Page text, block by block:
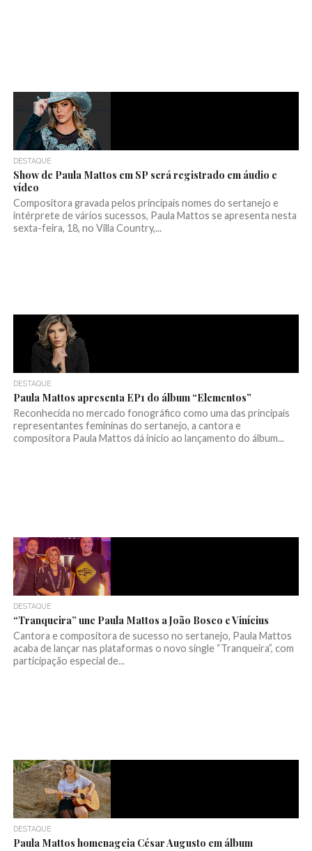
DESTAQUE
Show de Paula Mattos em SP será registrado em áudio e
vídeo
Compositora gravada pelos principais nomes do sertanejo e
intérprete de vários sucessos, Paula Mattos se apresenta nesta
sexta-feira, 18, no Villa Country,...
DESTAQUE
Paula Mattos apresenta EP1 do álbum “Elementos”
Reconhecida no mercado fonográfico como uma das principais
representantes femininas do sertanejo, a cantora e
compositora Paula Mattos dá início ao lançamento do álbum...
DESTAQUE
“Tranqueira” une Paula Mattos a João Bosco e Vinícius
Cantora e compositora de sucesso no sertanejo, Paula Mattos
acaba de lançar nas plataformas o novo single “Tranqueira”, com
participação especial de...
DESTAQUE
Paula Mattos homenageia César Augusto em álbum